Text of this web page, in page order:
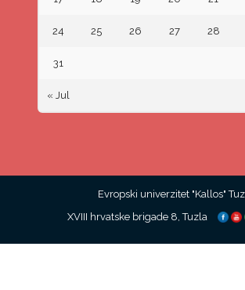
« Jul
24 25 26 27 28
31
Evropski univerzitet "Kallos"
XVIII hrvatske brigade 8, Tuzla